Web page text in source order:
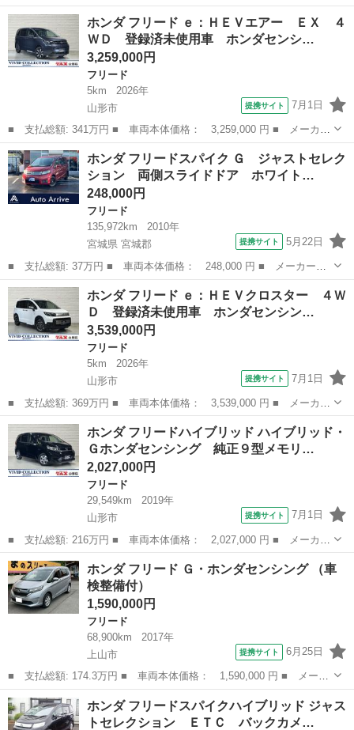
名： ホンダ ■ 車種名： フリードスパイクハイブリッド ■ グレ
ード名： ジャストセレクション ＥＴＣ バックカメラ ナビ 両
側スライド・...
山形 酒田市 フリード
ホンダ フリード ｅ：ＨＥＶエアー ＥＸ ４
ＷＤ 登録済未使用車 ホンダセンシ…
3,259,000円
フリード
5km
2026年
山形市
提携サイト 7月1日
■ 支払総額: 341万円 ■ 車両本体価格： 3,259,000 円 ■ メーカー
名： ホンダ ■ 車種名： フリード ■ グレード名： ｅ：ＨＥＶ
エアー ＥＸ ４ＷＤ 登録済未使用車 ホンダセンシング 両側パ
ワースライ...
山形 山形市 フリード
ホンダ フリードスパイク Ｇ ジャストセレク
ション 両側スライドドア ホワイト…
248,000円
フリード
135,972km
2010年
宮城県 宮城郡
提携サイト 5月22日
■ 支払総額: 37万円 ■ 車両本体価格： 248,000 円 ■ メーカー
名： ホンダ ■ 車種名： フリードスパイク ■ グレード名：
Ｇ ジャストセレクション 両側スライドドア ホワイトレタータイ
ヤ スチールホイル...
宮城 宮城郡 フリード
ホンダ フリード ｅ：ＨＥＶクロスター ４Ｗ
Ｄ 登録済未使用車 ホンダセンシン…
3,539,000円
フリード
5km
2026年
山形市
提携サイト 7月1日
■ 支払総額: 369万円 ■ 車両本体価格： 3,539,000 円 ■ メーカー
名： ホンダ ■ 車種名： フリード ■ グレード名： ｅ：ＨＥＶ
クロスター ４ＷＤ 登録済未使用車 ホンダセンシング マルチビ
ューカメラ...
山形 山形市 フリード
ホンダ フリードハイブリッド ハイブリッド・
Ｇホンダセンシング 純正９型メモリ…
2,027,000円
フリード
29,549km
2019年
山形市
提携サイト 7月1日
■ 支払総額: 216万円 ■ 車両本体価格： 2,027,000 円 ■ メーカー
名： ホンダ ■ 車種名： フリードハイブリッド ■ グレード
名： ハイブリッド・Ｇホンダセンシング 純正９型メモリーナビ
フルセグ ＤＶ...
山形 山形市 フリード
ホンダ フリード Ｇ・ホンダセンシング （車
検整備付）
1,590,000円
フリード
68,900km
2017年
上山市
提携サイト 6月25日
■ 支払総額: 174.3万円 ■ 車両本体価格： 1,590,000 円 ■ メーカ
ー名： ホンダ ■ 車種名： フリード ■ グレード名： Ｇ・ホン
ダセンシング ■ 排気量： 1500cc ■ ドア枚数： 5D ■ ミ...
山形 上山市 フリード
ホンダ フリードスパイクハイブリッド ジャス
トセレクション ＥＴＣ バックカメ…